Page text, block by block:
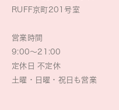
RUFF京町201号室
営業時間
9:00～21:00
定休日 不定休
土曜・日曜・祝日も営業